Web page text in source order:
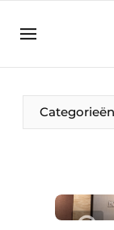
Bedrijven
Direct
Categorieën